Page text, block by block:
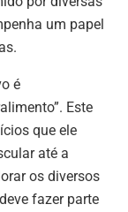
um papel
é
Este
que ele
até a
os diversos
fazer parte